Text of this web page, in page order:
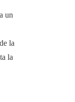
un
la
la